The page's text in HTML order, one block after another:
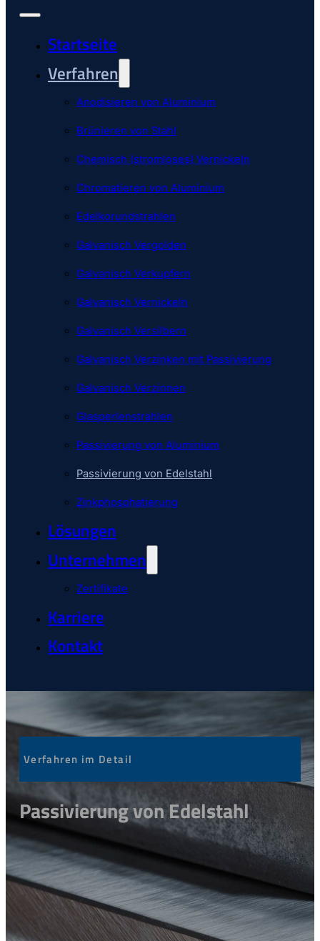
Startseite
Verfahren
Anodisieren von Aluminium
Brünieren von Stahl
Chemisch (stromloses) Vernickeln
Chromatieren von Aluminium
Edelkorundstrahlen
Galvanisch Vergolden
Galvanisch Verkupfern
Galvanisch Vernickeln
Galvanisch Versilbern
Galvanisch Verzinken mit Passivierung
Galvanisch Verzinnen
Glasperlenstrahlen
Passivierung von Aluminium
Passivierung von Edelstahl
Zinkphosphatierung
Lösungen
Unternehmen
Zertifikate
Karriere
Kontakt
Verfahren im Detail
Passivierung von Edelstahl